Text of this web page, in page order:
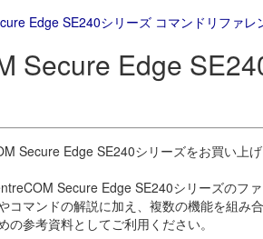
Edge SE240シリーズ コマンドリファレ
Secure Edge
Secure Edge SE240シリーズをお買い上
Secure Edge SE240シリーズのフ
コマンドの解説に加え、複数の機能を組
の参考資料としてご利用ください。